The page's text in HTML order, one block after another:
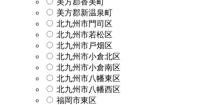
美方郡新温泉町
北九州市門司区
北九州市若松区
北九州市戸畑区
北九州市小倉北区
北九州市小倉南区
北九州市八幡東区
北九州市八幡西区
福岡市東区